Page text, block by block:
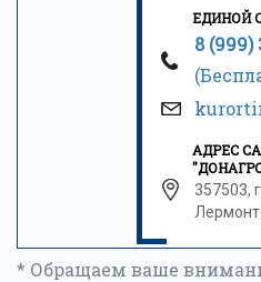
ЕДИНОЙ
8 (999)
АДРЕС
357503,
* Обращаем ваше